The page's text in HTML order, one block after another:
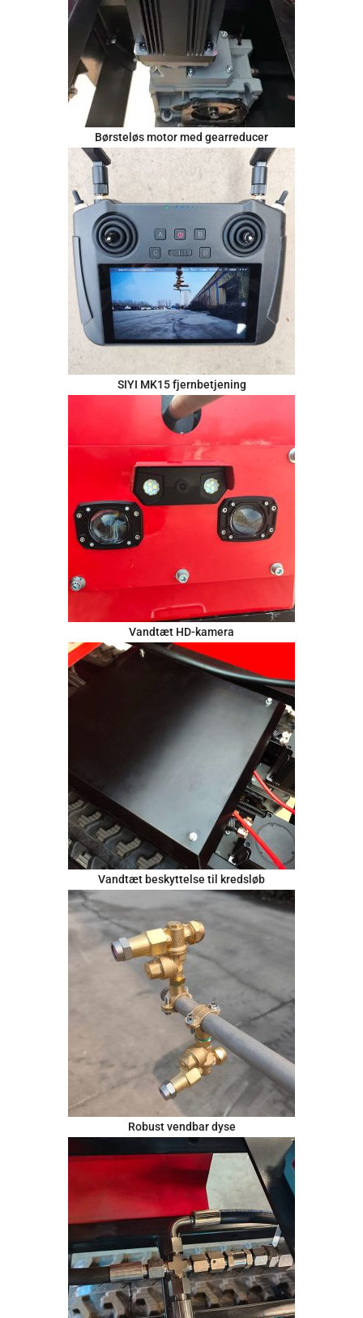
Børsteløs motor med gearreducer
SIYI MK15 fjernbetjening
Vandtæt HD-kamera
Vandtæt beskyttelse til kredsløb
Robust vendbar dyse